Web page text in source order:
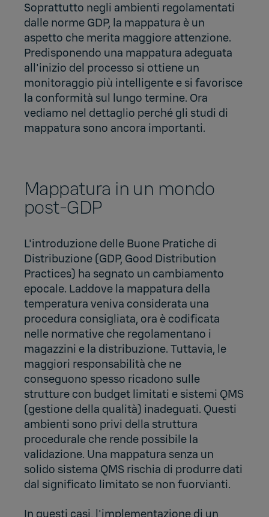
Soprattutto negli ambienti regolamentati
dalle norme GDP, la mappatura è un
aspetto che merita maggiore attenzione.
Predisponendo una mappatura adeguata
all'inizio del processo si ottiene un
monitoraggio più intelligente e si favorisce
la conformità sul lungo termine. Ora
vediamo nel dettaglio perché gli studi di
mappatura sono ancora importanti.
Mappatura in un mondo
post-GDP
L'introduzione delle Buone Pratiche di
Distribuzione (GDP, Good Distribution
Practices) ha segnato un cambiamento
epocale. Laddove la mappatura della
temperatura veniva considerata una
procedura consigliata, ora è codificata
nelle normative che regolamentano i
magazzini e la distribuzione. Tuttavia, le
maggiori responsabilità che ne
conseguono spesso ricadono sulle
strutture con budget limitati e sistemi QMS
(gestione della qualità) inadeguati. Questi
ambienti sono privi della struttura
procedurale che rende possibile la
validazione. Una mappatura senza un
solido sistema QMS rischia di produrre dati
dal significato limitato se non fuorvianti.
In questi casi, l'implementazione di un